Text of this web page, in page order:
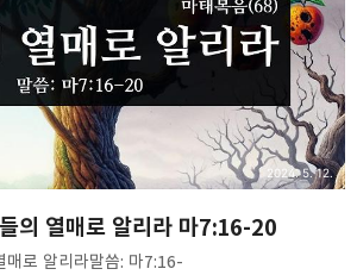
의 열매로 알리라 마7:16-20
2024. 5. 12.
로 알리라말씀: 마7:16-